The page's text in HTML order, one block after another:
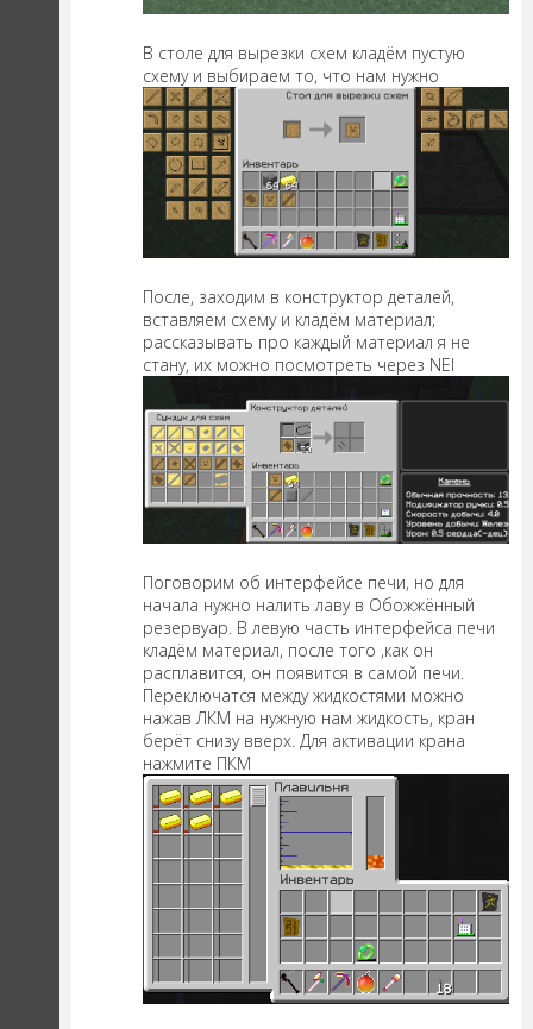
В столе для вырезки схем кладём пустую
схему и выбираем то, что нам нужно
После, заходим в конструктор деталей,
вставляем схему и кладём материал;
рассказывать про каждый материал я не
стану, их можно посмотреть через NEI
Поговорим об интерфейсе печи, но для
начала нужно налить лаву в Обожжённый
резервуар. В левую часть интерфейса печи
кладём материал, после того ,как он
расплавится, он появится в самой печи.
Переключатся между жидкостями можно
нажав ЛКМ на нужную нам жидкость, кран
берёт снизу вверх. Для активации крана
нажмите ПКМ